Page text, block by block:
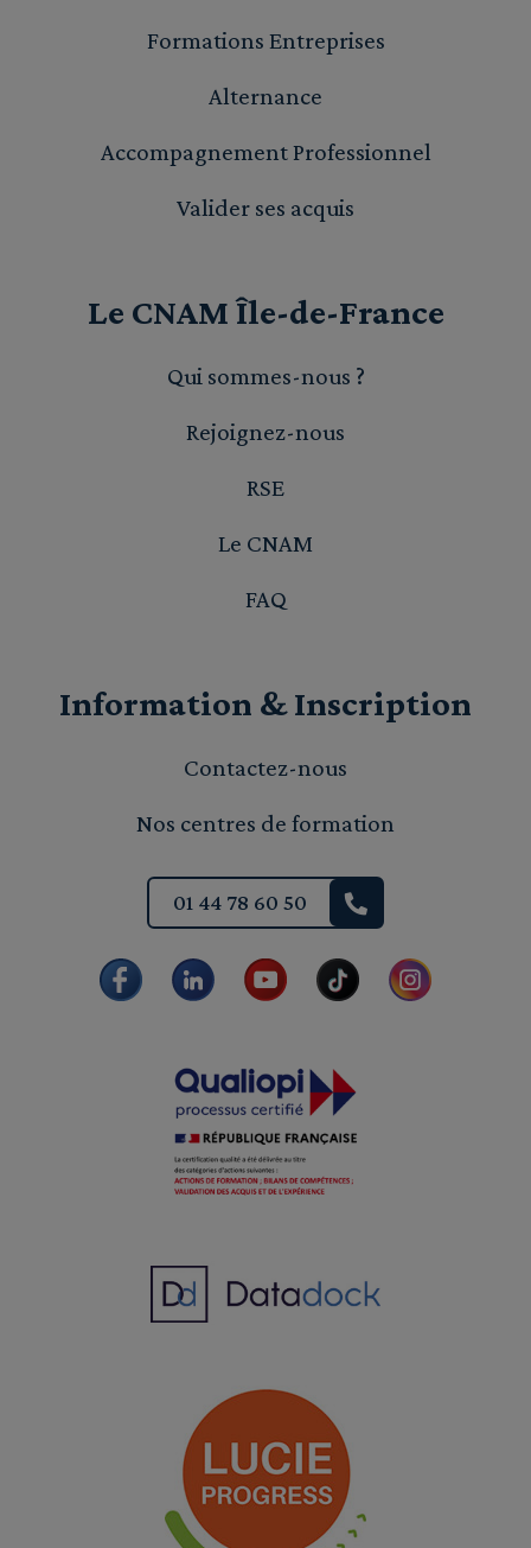
Formations Entreprises
Alternance
Accompagnement Professionnel
Valider ses acquis
Le CNAM Île-de-France
Qui sommes-nous ?
Rejoignez-nous
RSE
Le CNAM
FAQ
Information & Inscription
Contactez-nous
Nos centres de formation
01 44 78 60 50